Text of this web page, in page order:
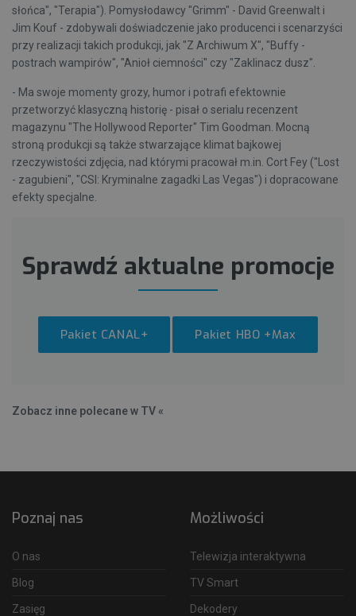
słońca", "Terapia"). Pomysłodawcy "Grimm" - David Greenwalt i
Jim Kouf - zdobywali doświadczenie jako producenci i scenarzyści
przy realizacji takich produkcji, jak "Z Archiwum X", "Buffy -
postrach wampirów", "Anioł ciemności" czy "Zaklinacz dusz".
- Ma swoje momenty grozy, humor i potrafi efektownie
przetworzyć klasyczną historię - pisał o serialu recenzent
magazynu "The Hollywood Reporter" Tim Goodman. Mocną
stroną produkcji są także stwarzające klimat bajkowej
rzeczywistości zdjęcia, nad którymi pracował m.in. Cort Fey ("Lost
- zagubieni", "CSI: Kryminalne zagadki Las Vegas") i dopracowane
efekty specjalne.
Sprawdź aktualne promocje
Pakiet CANAL+ Pakiet HBO +Max
Zobacz inne polecane w TV «
Poznaj nas
O nas
Blog
Zasięg
Możliwości
Telewizja interaktywna
TV Smart
Dekodery